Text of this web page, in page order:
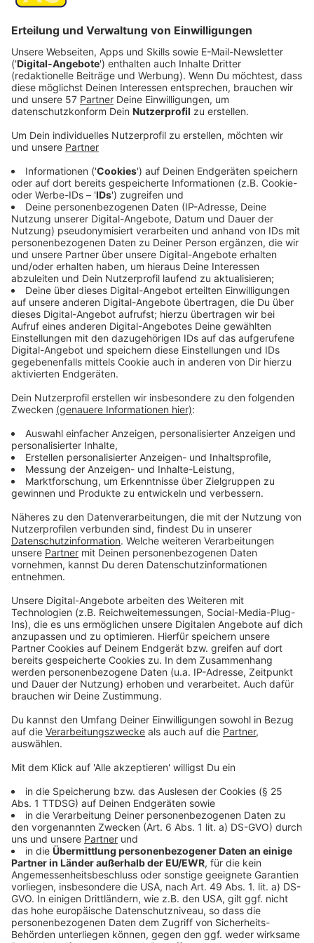
In Würselen ist ab Donnerstag (20.2.2025) die
Hauptverkehrsachse Kaiserstraße gesperrt - und zwar
zwischen Neuhauser Straße und
Lindenstraße/Klosterstraße.
Dort hat die Regionetz einen Wasserrohrbruch
festgestellt, der dringend behoben werden muss.
Die Sperrung dauert voraussichtlich eine Woche -
abhängig vom Umfang des Schadens...
Die Schadensstelle befindet sich offensichtlich an
einer querenden Leitung in der Fahrbahn im Bereich
zwischen Einmündung Morlaixplatz und Kulturzentrum
Altes Rathaus, heißt es. An dieser Engstelle, an der
auch die Zufahrt zum Parkplatz hinter dem Alten
Rathaus liegt, kann ein Durchgangsverkehr nicht mehr
gewährleistet werden.
Während der Sperrung werden Haltverbote auf allen
Parkflächen in dem Bereich aufgestellt. Die Gehwege
können trotz Sperrung genutzt werden, so dass die
Wohnungen und Geschäfte in diesem Bereich fußläufig
erreichbar bleiben. Der Parkplatz hinter dem Alten
Umleitungsstrecken für den Individualverkehr werden
kurzfristig beschildert. Vom Markt kommend werden
die Verkehre über die Bissener Straße und die
Lindenstraße umgeleitet. In Gegenrichtung werden die
Klosterstraße und die Neuhauser Straße genutzt.
Für den Busverkehr wurde mit der ASEAG besprochen,
dass die Linie 21 ab der Wilhelmstraße
übergangsweise die Streckenführung der WÜ1 und
damit den Weg über die Achse Wilhelmstraße,
Krottstraße, Friedrichstraße, Bahnhofstraße bis zur
Aachener Straße fahren wird. Von da aus kann die
Haltestelle „Parkhotel“ in der Morsbacher Straße
angefahren werden. Für den genannten Fahrweg ist
eine zusätzliche, provisorische Haltestelle in der
Bahnhofstraße notwendig, die im Bereich der
Radiologie-Praxis eingerichtet wird. Die Haltestellen
„Markt“ in der Friedrichstraße sowie „Rathaus“ und
„Bahnhofstraße“ in der Kaiserstraße können nicht
angefahren werden.
Abschnitts der Kaiserstraße werden durch die
Regionetz informiert.
Anzeige
Anzeige